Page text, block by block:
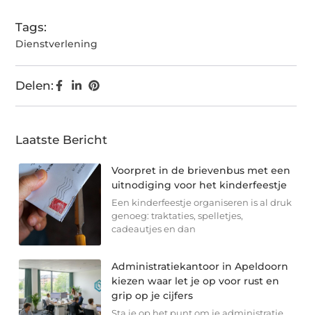
Tags:
Dienstverlening
Delen:
Laatste Bericht
Voorpret in de brievenbus met een
uitnodiging voor het kinderfeestje
Een kinderfeestje organiseren is al druk
genoeg: traktaties, spelletjes,
cadeautjes en dan
Administratiekantoor in Apeldoorn
kiezen waar let je op voor rust en
grip op je cijfers